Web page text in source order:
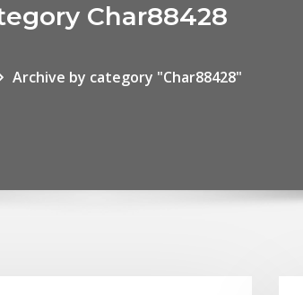
Char88428
Archive by category "Char88428"